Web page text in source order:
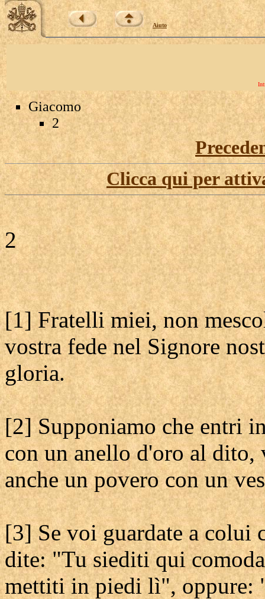
Aiuto
Giacomo
2
Clicca qui per
2
[1] Fratelli miei, non
vostra fede nel Signore
gloria.
[2] Supponiamo che entri
con un anello d'oro al dito,
anche un povero con un
[3] Se voi guardate a colui
dite: "Tu siediti qui
mettiti in piedi lì", oppure: